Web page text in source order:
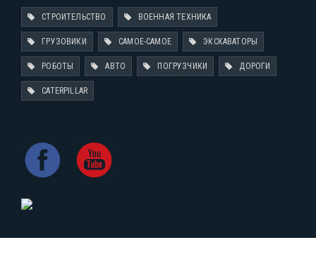
СТРОИТЕЛЬСТВО ВОЕННАЯ ТЕХНИКА
ГРУЗОВИКИ САМОЕ-САМОЕ ЭКСКАВАТОРЫ
РОБОТЫ АВТО ПОГРУЗЧИКИ ДОРОГИ
CATERPILLAR